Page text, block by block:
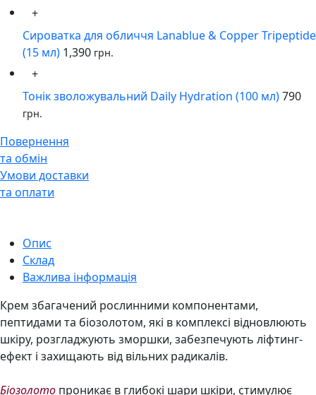
+
Сироватка для обличчя Lanablue & Copper Tripeptide
(15 мл) 1,390 грн.
+
Тонік зволожувальний Daily Hydration (100 мл)790
грн.
Повернення
та обмін
Умови доставки
та оплати
Опис
Склад
Важлива інформація
Крем збагачений рослинними компонентами,
пептидами та біозолотом, які в комплексі відновлюють
шкіру, розгладжують зморшки, забезпечують ліфтинг-
ефект і захищають від вільних радикалів.
Біозолото проникає в глибокі шари шкіри, стимулює